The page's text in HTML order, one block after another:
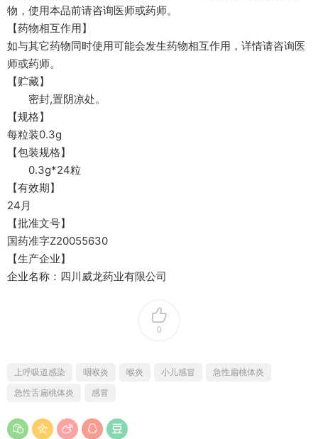
物，使用本品前请咨询医师或药师。
【药物相互作用】
如与其它药物同时使用可能会发生药物相互作用，详情请咨询医
师或药师。
【贮藏】
密封,置阴凉处。
【规格】
每粒装0.3g
【包装规格】
0.3g*24粒
【有效期】
24月
【批准文号】
国药准字Z20055630
【生产企业】
企业名称：四川威龙药业有限公司
0
上呼吸道感染 咽喉炎 喉炎 小儿感冒
急性扁桃体炎
急性舌扁桃体炎
感冒